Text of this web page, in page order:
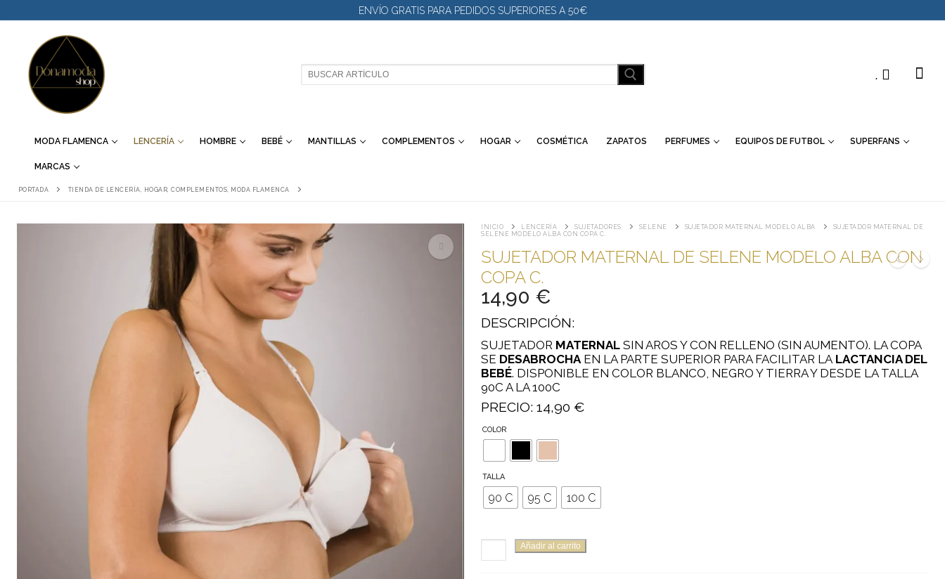
AL
ENVÍO GRATIS PARA PEDIDOS SUPERIORES A 50€
BUSCAR: .
MODA FLAMENCA LENCERÍA HOMBRE BEBÉ MANTILLAS COMPLEMENTOS HOGAR COSMÉTICA ZAPATOS PERFUMES EQUIPOS DE FUTBOL SUPERFANS
MARCAS
PORTADA TIENDA DE LENCERÍA, HOGAR, COMPLEMENTOS, MODA FLAMENCA
INICIO LENCERÍA SUJETADORES SELENE SUJETADOR MATERNAL MODELO ALBA
SUJETADOR MATERNAL DE
SELENE MODELO ALBA CON COPA C.
SUJETADOR MATERNAL DE SELENE MODELO ALBA CON
COPA C.
14,90 €
DESCRIPCIÓN:
SUJETADOR MATERNAL SIN AROS Y CON RELLENO (SIN AUMENTO). LA COPA
SE DESABROCHA EN LA PARTE SUPERIOR PARA FACILITAR LA LACTANCIA DEL
BEBÉ. DISPONIBLE EN COLOR BLANCO, NEGRO Y TIERRA Y DESDE LA TALLA
90C A LA 100C
PRECIO: 14,90 €
COLOR
TALLA
90 C 95 C 100 C
SUJETADOR
MATERNAL
Añadir al carrito